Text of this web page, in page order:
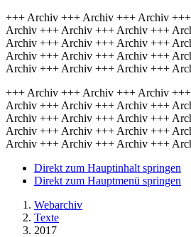
+++ Archiv +++ Archiv +++ Archiv
Archiv +++ Archiv +++ Archiv +++
Archiv +++ Archiv +++ Archiv +++
Archiv +++ Archiv +++ Archiv +++
Archiv +++ Archiv +++ Archiv +++
+++ Archiv +++ Archiv +++ Archiv
Archiv +++ Archiv +++ Archiv +++
Archiv +++ Archiv +++ Archiv +++
Archiv +++ Archiv +++ Archiv +++
Archiv +++ Archiv +++ Archiv +++
Direkt zum Hauptinhalt springen
Direkt zum Hauptmenü springen
Webarchiv
Texte
2017